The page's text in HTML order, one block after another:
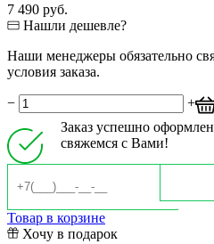
7 490 руб.
Нашли дешевле?
Наши менеджеры обязательно
условия заказа.
− +
Заказ успешно
свяжемся с Вами!
Товар в корзине
Хочу в подарок